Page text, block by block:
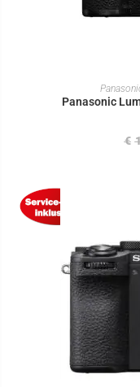
Panasonic
€